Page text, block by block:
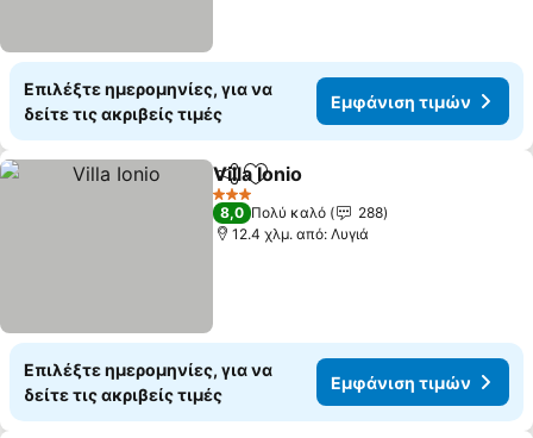
Επιλέξτε ημερομηνίες, για να
δείτε τις ακριβείς τιμές
Εμφάνιση τιμών
Κοινοποίηση
Προσθήκη στα αγαπημένα
Villa Ionio
3 Αστέρια
8,0 Πολύ καλό
288
12.4 χλμ. από: Λυγιά
Επιλέξτε ημερομηνίες, για να
δείτε τις ακριβείς τιμές
Εμφάνιση τιμών